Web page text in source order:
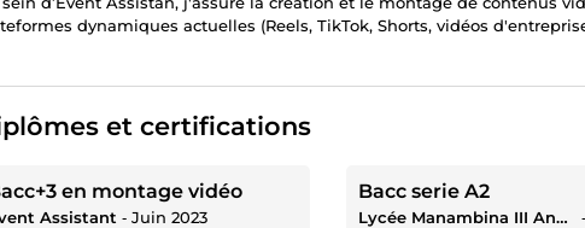
dynamiques actuelles (Reels, TikTok, Shorts, vidéos
et certifications
en montage vidéo
Assistant ‐ Juin 2023
Bacc serie A2
Lycée Manambina III Annnexe ‐